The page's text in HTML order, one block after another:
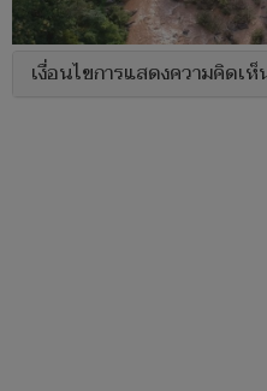
เงื่อนไขการแสดงความคิดเห็